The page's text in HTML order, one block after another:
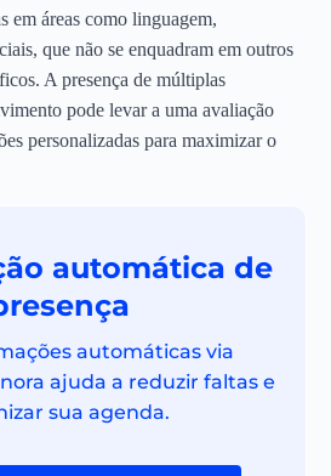
em áreas como linguagem,
que não se enquadram em outros
A presença de múltiplas
pode levar a uma avaliação
personalizadas para maximizar o
automática de
automáticas via
ajuda a reduzir faltas e
sua agenda.